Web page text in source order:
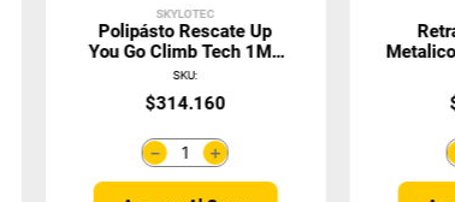
SKYLOTEC
Polipásto Rescate Up
You Go Climb Tech 1MT
H-250 Skylotec
SKU:
$314.160
＋
－